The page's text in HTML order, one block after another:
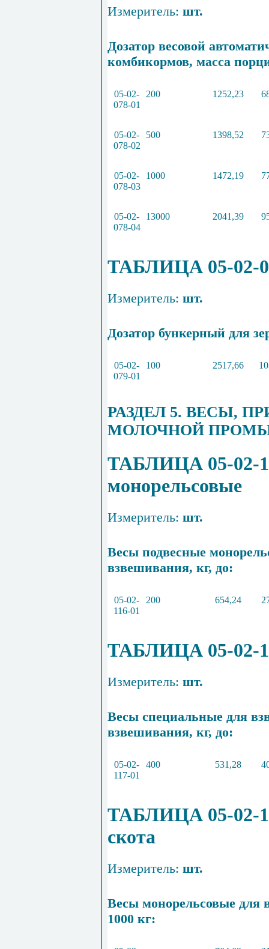
Измеритель: шт.
Дозатор весовой
комбикормов, масса
05-02-
078-01
200 1252,23
05-02-
078-02
500 1398,52
05-02-
078-03
1000 1472,19
05-02-
078-04
13000 2041,39
ТАБЛИЦА 05-02-
Измеритель: шт.
Дозатор бункерный для
05-02-
079-01
100 2517,66
РАЗДЕЛ 5. ВЕСЫ,
МОЛОЧНОЙ
ТАБЛИЦА 05-02-
монорельсовые
Измеритель: шт.
Весы подвесные
взвешивания, кг, до:
05-02-
116-01
200 654,24
ТАБЛИЦА 05-02-
Измеритель: шт.
Весы специальные для
взвешивания, кг, до:
05-02-
117-01
400 531,28
ТАБЛИЦА 05-02-
скота
Измеритель: шт.
Весы монорельсовые для
1000 кг: